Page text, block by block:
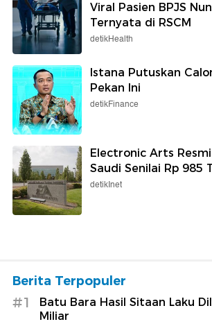
Viral Pasien BPJS
Ternyata di RSCM
detikHealth
Istana Putuskan
Pekan Ini
detikFinance
Electronic Arts
Saudi Senilai Rp 985
detikInet
Berita Terpopuler
#1
Batu Bara Hasil Sitaan Laku
Miliar